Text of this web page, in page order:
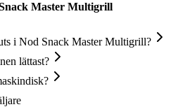
Master Multigrill
i Nod Snack Master Multigrill?
lättast?